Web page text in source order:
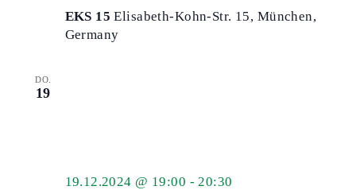
EKS 15Elisabeth-Kohn-Str. 15, München,
Germany
DO.
19
19.12.2024 @ 19:00 -20:30